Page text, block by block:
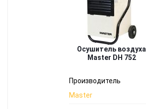
Осушитель воздуха
Master DH 752
Производитель
Master